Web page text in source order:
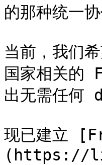
的那种统一协
当前，我们
国家相关的
出无需任何
现已建立
(https://